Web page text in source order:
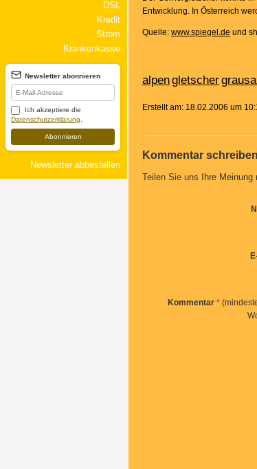
DSL
Kredit
Strom
Krankenkasse
Newsletter abonnieren
Ich akzeptiere die
Datenschutzerklärung
Abonnieren
Newsletter abbestellen
Entwicklung. In Österreich
Quelle: www.spiegel.de und
alpengletscher
Erstellt am: 18.02.2006 um
Kommentar schreiben
Teilen Sie uns Ihre
Kommentar *